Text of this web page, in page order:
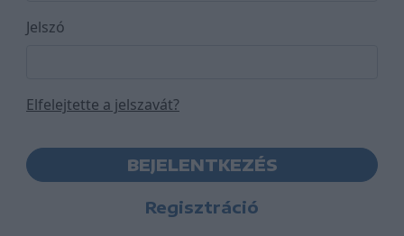
Jelszó
Elfelejtette a jelszavát?
BEJELENTKEZÉS
Regisztráció